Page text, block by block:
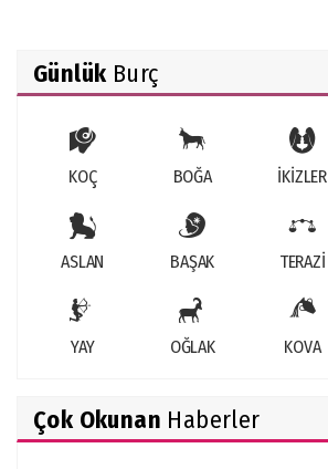
GünlükBurç
KOÇ BOĞA İKİZLER
ASLAN BAŞAK TERAZİ
YAY OĞLAK KOVA
Çok Okunan Haberler